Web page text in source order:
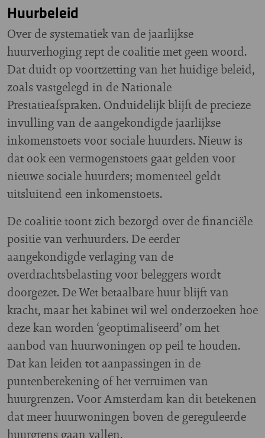
Huurbeleid
Over de systematiek van de jaarlijkse
huurverhoging rept de coalitie met geen woord.
Dat duidt op voortzetting van het huidige beleid,
zoals vastgelegd in de Nationale
Prestatieafspraken. Onduidelijk blijft de precieze
invulling van de aangekondigde jaarlijkse
inkomenstoets voor sociale huurders. Nieuw is
dat ook een vermogenstoets gaat gelden voor
nieuwe sociale huurders; momenteel geldt
uitsluitend een inkomenstoets.
De coalitie toont zich bezorgd over de financiële
positie van verhuurders. De eerder
aangekondigde verlaging van de
overdrachtsbelasting voor beleggers wordt
doorgezet. De Wet betaalbare huur blijft van
kracht, maar het kabinet wil wel onderzoeken hoe
deze kan worden ‘geoptimaliseerd’ om het
aanbod van huurwoningen op peil te houden.
Dat kan leiden tot aanpassingen in de
puntenberekening of het verruimen van
huurgrenzen. Voor Amsterdam kan dit betekenen
dat meer huurwoningen boven de gereguleerde
huurgrens gaan vallen.